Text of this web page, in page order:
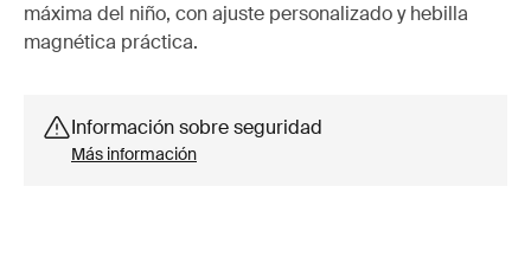
máxima del niño, con ajuste personalizado y hebilla
magnética práctica.
Información sobre seguridad
Más información